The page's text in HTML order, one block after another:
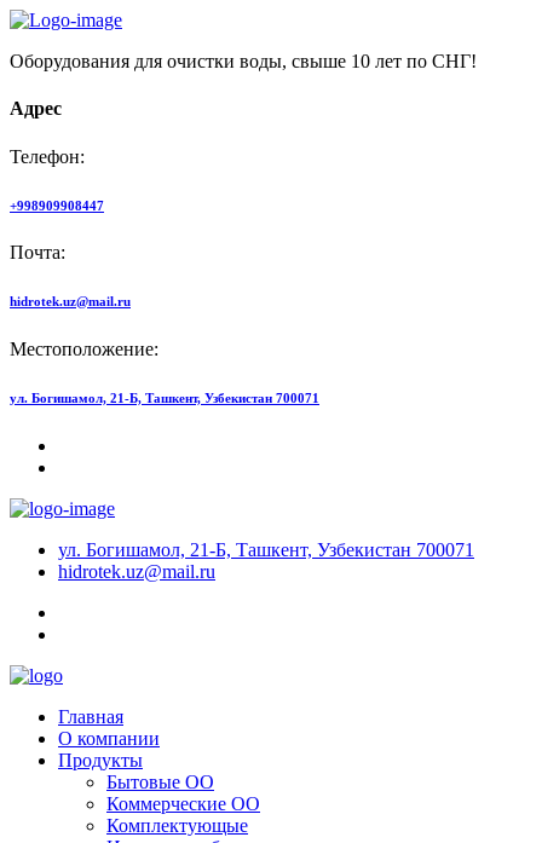
Оборудования для очистки воды, свыше 10 лет по СНГ!
Адрес
Телефон:
+998909908447
Почта:
hidrotek.uz@mail.ru
Местоположение:
ул. Богишамол, 21-Б, Ташкент, Узбекистан 700071
ул. Богишамол, 21-Б, Ташкент, Узбекистан 700071
hidrotek.uz@mail.ru
Главная
О компании
Продукты
Бытовые ОО
Коммерческие ОО
Комплектующые